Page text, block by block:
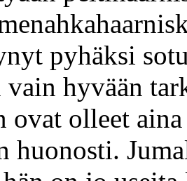
pyhäksi
vain hyvään
ovat olleet
huonosti.